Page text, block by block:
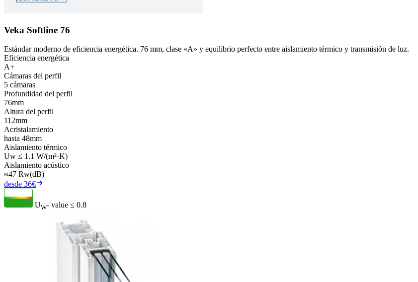
Veka Softline 76
Estándar moderno de eficiencia energética. 76 mm, clase «A» y equilibrio perfecto entre aislamiento térmico y transmisión de luz.
Eficiencia energética
A+
Cámaras del perfil
5 cámaras
Profundidad del perfil
76mm
Altura del perfil
112mm
Acristalamiento
hasta 48mm
Aislamiento térmico
Uw ≤ 1.1 W/(m²·K)
Aislamiento acústico
≈47 Rw(dB)
desde 36€
UW- value ≤ 0.8